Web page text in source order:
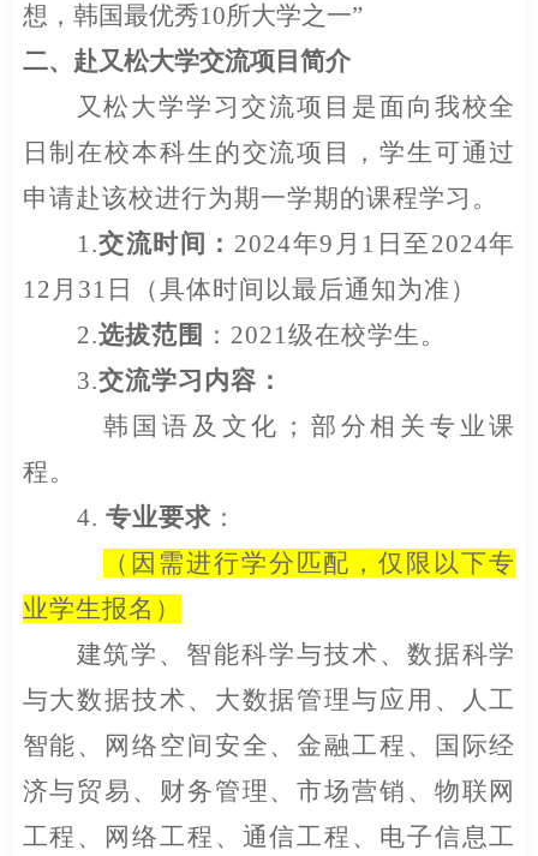
想，韩国最优秀10所大学之一”
二、 赴又松大学交流项目简介
又松大学学习交流项目是面向我校全
日制在校本科生的交流项目，学生可通过
申请赴该校进行为期一学期的课程学习。
1.交流时间： 2024年9 月 1 日至2024年
12 月 31 日（具体时间以最后通知为准）
2.选拔范围 ： 2021级在校学生。
3.交流学习内容：
韩国语及文化；部分相关专业课
程。
4. 专业要求：
（因需进行学分匹配，仅限以下专
业学生报名）
建筑学、智能科学与技术、数据科学
与大数据技术、大数据管理与应用、人工
智能、网络空间安全、金融工程、国际经
济与贸易、财务管理、市场营销、物联网
工程、网络工程、通信工程、电子信息工